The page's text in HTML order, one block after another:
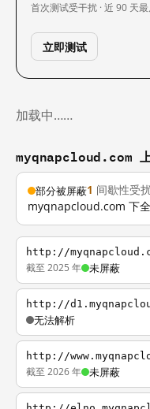
首次测试受干扰 · 近 90 天
立即测试
加载中……
myqnapcloud.com 上
部分被屏蔽1 间歇性受
myqnapcloud.com 下
http://
截至 2025 年 未屏蔽
http://
无法解析
http://
截至 2026 年 未屏蔽